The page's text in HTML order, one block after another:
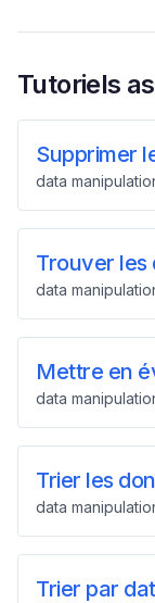
Tutoriels
Supprimer
data
Trouver les
data
Mettre en
data
Trier les
data
Trier par